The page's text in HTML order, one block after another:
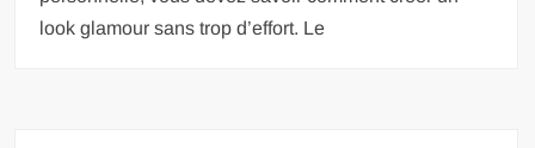
look glamour sans trop d’effort. Le